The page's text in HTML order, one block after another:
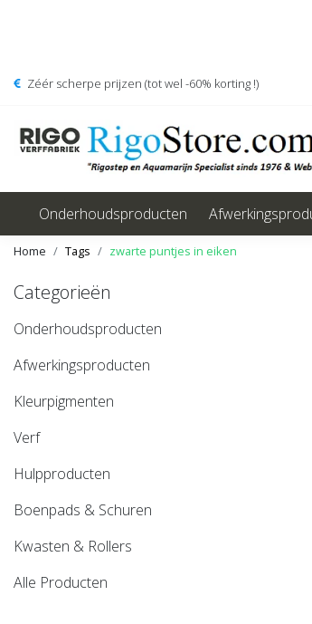
Zéér scherpe prijzen (tot wel -60% korting !)
Onderhoudsproducten
Home Tags zwarte puntjes in eiken
Categorieën
Onderhoudsproducten
Afwerkingsproducten
Kleurpigmenten
Verf
Hulpproducten
Boenpads & Schuren
Kwasten & Rollers
Alle Producten